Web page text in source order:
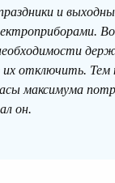
и
их отключить.
максимума
он.